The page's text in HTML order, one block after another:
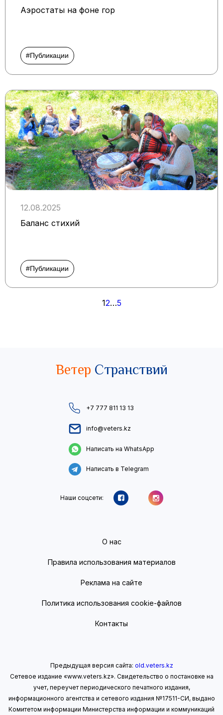
Аэростаты на фоне гор
#Публикации
12.08.2025
Баланс стихий
#Публикации
12…5
Ветер Странствий
+7 777 811 13 13
info@veters.kz
Написать на WhatsApp
Написать в Telegram
Наши соцсети:
О нас
Правила использования материалов
Реклама на сайте
Политика использования cookie-файлов
Контакты
Предыдущая версия сайта: old.veters.kz
Сетевое издание «www.veters.kz». Свидетельство о постановке на
учет, переучет периодического печатного издания,
информационного агентства и сетевого издания №17511-СИ, выдано
Комитетом информации Министерства информации и коммуникаций